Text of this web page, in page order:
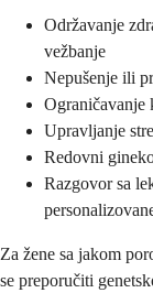
Održavanje
vežbanje
Nepušenje ili
Ograničavanje
Upravljanje
Redovni
Razgovor sa
Za žene sa jakom
se preporučiti